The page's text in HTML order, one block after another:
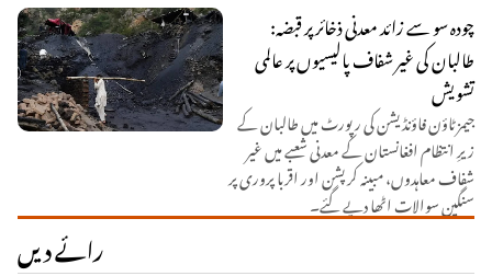
چودہ سو سے زائد معدنی ذخائر پر قبضہ:
طالبان کی غیر شفاف پالیسیوں پر عالمی
تشویش
جیمز ٹاؤن فاؤنڈیشن کی رپورٹ میں طالبان کے
زیرِ انتظام افغانستان کے معدنی شعبے میں غیر
شفاف معاہدوں، مبینہ کرپشن اور اقربا پروری پر
سنگین سوالات اٹھا دیے گئے۔
رائے دیں